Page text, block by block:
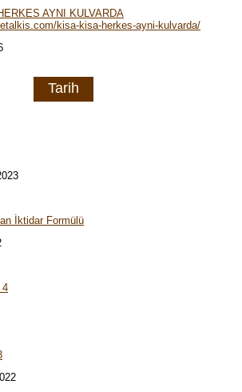
AYNI KULVARDA
kisa-kisa-herkes-ayni-kulvarda/
Tarih
İktidar Formülü
4